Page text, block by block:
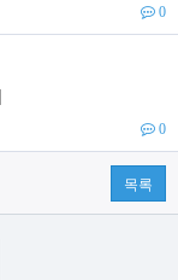
0
0
목록